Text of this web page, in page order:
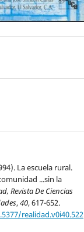
La escuela rural.
...sin la
Revista De Ciencias
,40, 617-652.
realidad.v0i40.522